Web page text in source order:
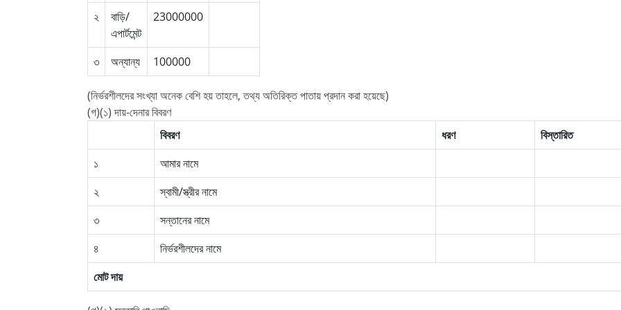
২
বাড়ি/
এপার্টমেন্ট
23000000
৩ অন্যান্য 100000
(নির্ভরশীলদের সংখ্যা অনেক বেশি হয় তাহলে, তথ্য অতিরিক্ত পাতায় প্রদান করা হয়েছে)
(গ)(১) দায়-দেনার বিবরণ
বিবরণ
ধরণ বিস্তারিত
১
আমার নামে
২
স্বামী/স্ত্রীর নামে
৩
সন্তানের নামে
৪
নির্ভরশীলদের নামে
মোট দায়